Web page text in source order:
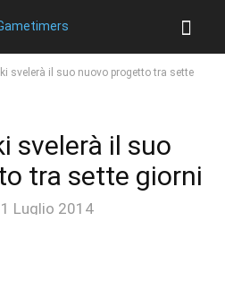
svelerà il suo nuovo progetto tra sette
svelerà il suo
tra sette giorni
1 Luglio 2014